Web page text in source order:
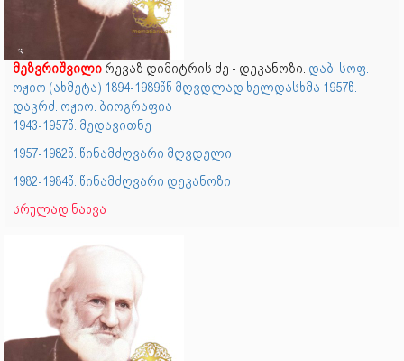
მეზვრიშვილი რევაზ დიმიტრის ძე - დეკანოზი. დაბ. სოფ.
ოჟიო (ახმეტა) 1894-1989წწ მღვდლად ხელდასხმა 1957წ.
დაკრძ. ოჟიო. ბიოგრაფია
1943-1957წ. მედავითნე
1957-1982წ. წინამძღვარი მღვდელი
1982-1984წ. წინამძღვარი დეკანოზი
სრულად ნახვა